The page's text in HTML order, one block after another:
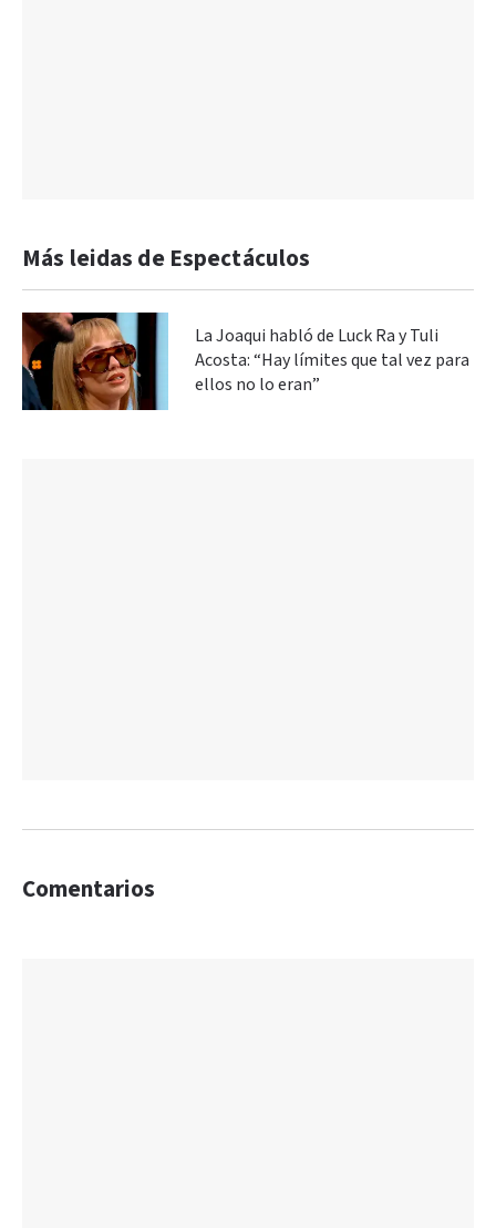
Más leidas de Espectáculos
La Joaqui habló de Luck Ra y Tuli
Acosta: “Hay límites que tal vez para
ellos no lo eran”
Comentarios